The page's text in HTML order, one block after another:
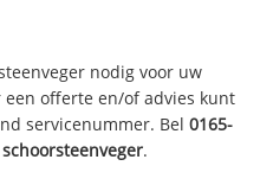
nodig voor uw
een offerte en/of advies kunt
servicenummer. Bel0165-
.